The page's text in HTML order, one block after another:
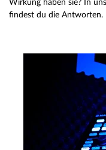
Wirkung haben sie? In
findest du die Antworten.